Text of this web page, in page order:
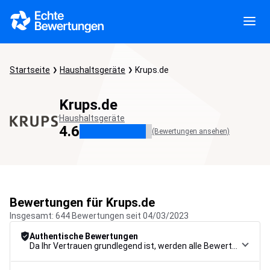
Startseite Haushaltsgeräte Krups.de
Krups.de
Haushaltsgeräte
4.6 (Bewertungen ansehen)
Bewertungen für Krups.de
Insgesamt: 644 Bewertungen seit 04/03/2023
Authentische Bewertungen